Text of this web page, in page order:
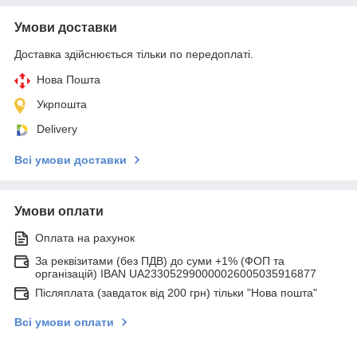
Умови доставки
Доставка здійснюється тільки по передоплаті.
Нова Пошта
Укрпошта
Delivery
Всі умови доставки
Умови оплати
Оплата на рахунок
За реквізитами (без ПДВ) до суми +1% (ФОП та
організацій) IBAN UA233052990000026005035916877
Післяплата (завдаток від 200 грн) тільки "Нова пошта"
Всі умови оплати